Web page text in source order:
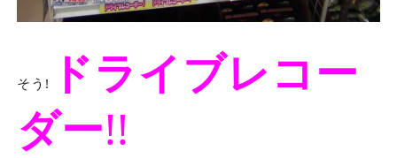
そう!
ドライブレコー
ダー!!